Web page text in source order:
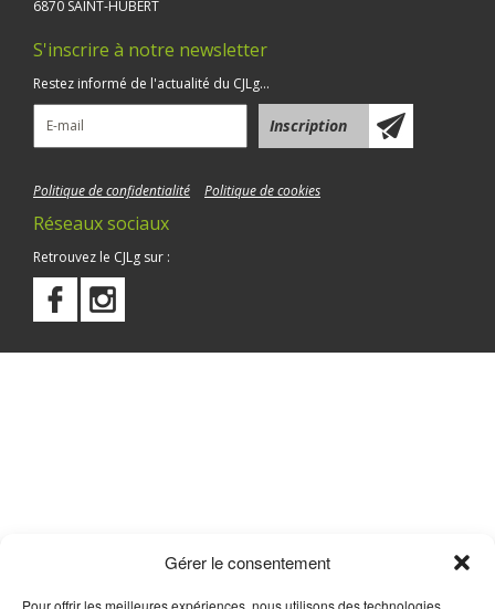
Gérer le consentement
Pour offrir les meilleures expériences, nous utilisons des technologies
6870 SAINT-HUBERT
S'inscrire à notre newsletter
Restez informé de l'actualité du CJLg...
Politique de confidentialité Politique de cookies
Réseaux sociaux
Retrouvez le CJLg sur :